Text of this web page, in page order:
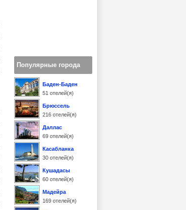
Популярные города
Баден-Баден
51 отелей(я)
Брюссель
216 отелей(я)
Даллас
69 отелей(я)
Касабланка
30 отелей(я)
Кушадасы
60 отелей(я)
Мадейра
169 отелей(я)